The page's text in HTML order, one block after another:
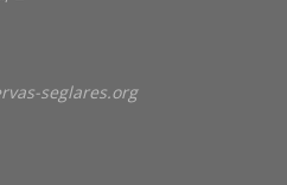
seglares.org